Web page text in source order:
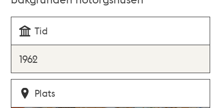
Tid
1962
Plats